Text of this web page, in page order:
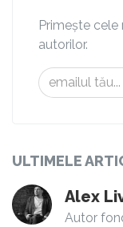
Primește
autorilor.
ULTIMELE
Alex
Autor